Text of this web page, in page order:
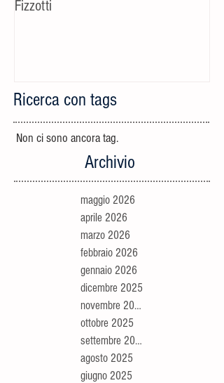
Fizzotti
Ricerca con tags
Non ci sono ancora tag.
Archivio
maggio 2026
aprile 2026
marzo 2026
febbraio 2026
gennaio 2026
dicembre 2025
novembre 2025
ottobre 2025
settembre 2025
agosto 2025
giugno 2025